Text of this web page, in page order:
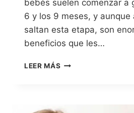
bebés suelen comenzar a
6 y los 9 meses, y aunque
saltan esta etapa, son
beneficios que les…
LEER MÁS